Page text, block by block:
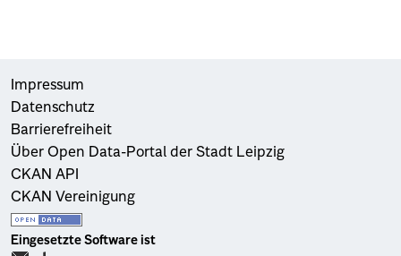
Impressum
Datenschutz
Barrierefreiheit
Über Open Data-Portal der Stadt Leipzig
CKAN API
CKAN Vereinigung
Eingesetzte Software ist